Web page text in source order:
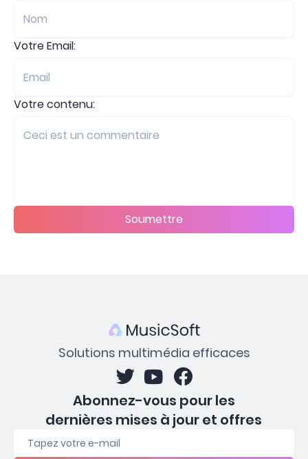
Votre Email:
Votre contenu:
Soumettre
Solutions multimédia efficaces
Abonnez-vous pour les
dernières mises à jour et offres